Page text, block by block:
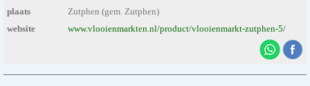
plaats
Zutphen (gem. Zutphen)
website
www.vlooienmarkten.nl/product/vlooienmarkt-zutphen-5/